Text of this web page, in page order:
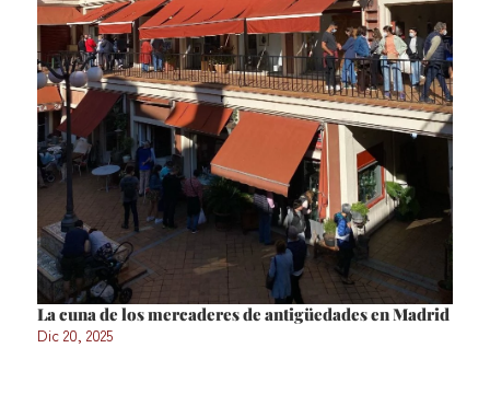
La cuna de los mercaderes de antigüedades en Madrid
Dic 20, 2025